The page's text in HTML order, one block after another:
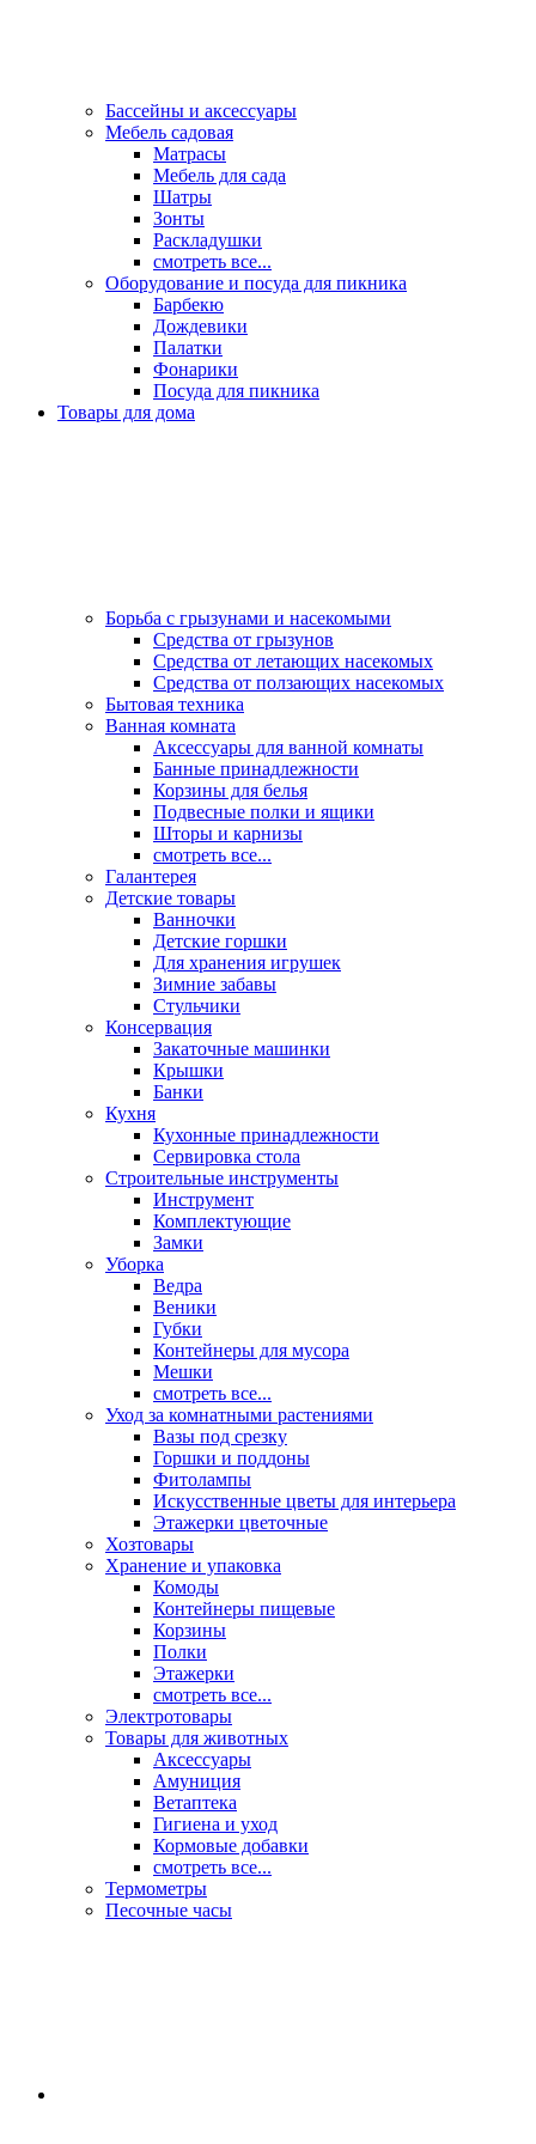
Бассейны и аксессуары
Мебель садовая
Матрасы
Мебель для сада
Шатры
Зонты
Раскладушки
смотреть все...
Оборудование и посуда для пикника
Барбекю
Дождевики
Палатки
Фонарики
Посуда для пикника
Товары для дома
Борьба с грызунами и насекомыми
Средства от грызунов
Средства от летающих насекомых
Средства от ползающих насекомых
Бытовая техника
Ванная комната
Аксессуары для ванной комнаты
Банные принадлежности
Корзины для белья
Подвесные полки и ящики
Шторы и карнизы
смотреть все...
Галантерея
Детские товары
Ванночки
Детские горшки
Для хранения игрушек
Зимние забавы
Стульчики
Консервация
Закаточные машинки
Крышки
Банки
Кухня
Кухонные принадлежности
Сервировка стола
Строительные инструменты
Инструмент
Комплектующие
Замки
Уборка
Ведра
Веники
Губки
Контейнеры для мусора
Мешки
смотреть все...
Уход за комнатными растениями
Вазы под срезку
Горшки и поддоны
Фитолампы
Искусственные цветы для интерьера
Этажерки цветочные
Хозтовары
Хранение и упаковка
Комоды
Контейнеры пищевые
Корзины
Полки
Этажерки
смотреть все...
Электротовары
Товары для животных
Аксессуары
Амуниция
Ветаптека
Гигиена и уход
Кормовые добавки
смотреть все...
Термометры
Песочные часы